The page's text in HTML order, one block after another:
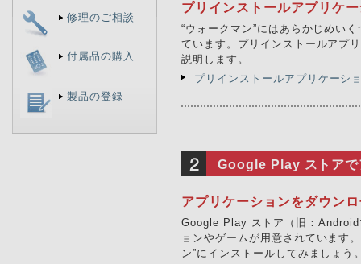
修理のご相談
付属品の購入
製品の登録
プリインストールアプリケ
“ウォークマン”にはあらかじめい
ています。プリインストールアプ
説明します。
プリインストールアプリケーシ
Google Play ストアで
アプリケーションをダウン
Google Play ストア（旧：
ョンやゲームが用意されています
ン”にインストールしてみましょう